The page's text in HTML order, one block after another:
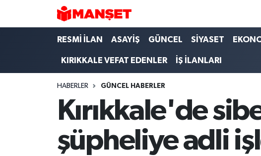
RESMİ İLAN ASAYİŞ GÜNCEL SİYASET
KIRIKKALE VEFAT EDENLER İŞ İLANLARI
HABERLER GÜNCEL HABERLER
Kırıkkale'de
şüpheliye adli
Hava Durumu
Trafik Durumu
Süper Lig Puan Durumu ve Fikstür
Tüm Manşetler
Son Dakika Haberleri